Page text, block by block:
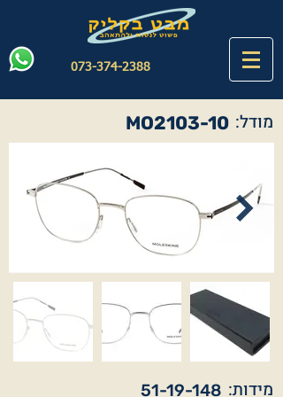
073-374-2388
MO2103-10 מודל:
51-19-148 מידות: